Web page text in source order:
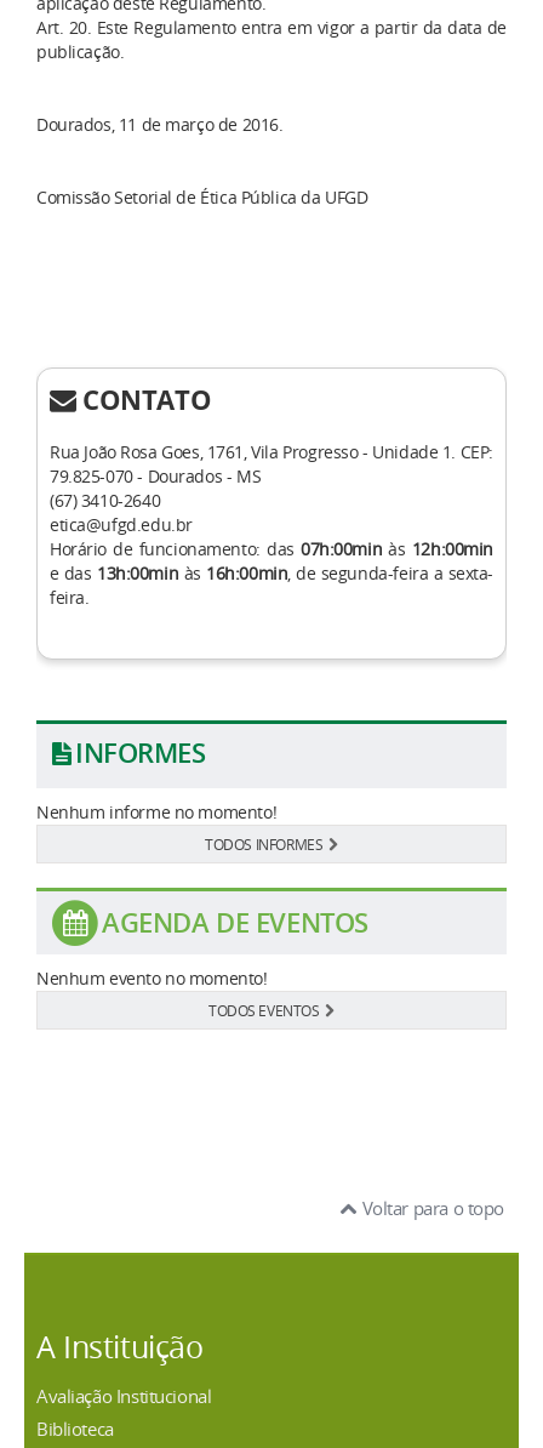
Art. 20. Este Regulamento entra em vigor a partir da data de
publicação.
Dourados, 11 de março de 2016.
Comissão Setorial de Ética Pública da UFGD
CONTATO
Rua João Rosa Goes, 1761, Vila Progresso - Unidade 1. CEP:
79.825-070 - Dourados - MS
(67) 3410-2640
etica@ufgd.edu.br
Horário de funcionamento: das 07h:00min às 12h:00min
e das 13h:00min às 16h:00min, de segunda-feira a sexta-
feira.
INFORMES
Nenhum informe no momento!
TODOS INFORMES
AGENDA DE EVENTOS
Nenhum evento no momento!
TODOS EVENTOS
Voltar para o topo
A Instituição
Avaliação Institucional
Biblioteca